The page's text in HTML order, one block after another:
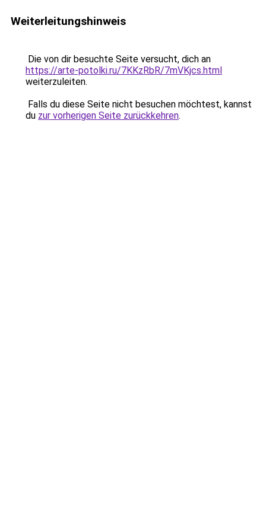
Weiterleitungshinweis
Die von dir besuchte Seite versucht, dich an
https://arte-potolki.ru/7KKzRbR/7mVKjcs.html
weiterzuleiten.
Falls du diese Seite nicht besuchen möchtest, kannst
du zur vorherigen Seite zurückkehren.